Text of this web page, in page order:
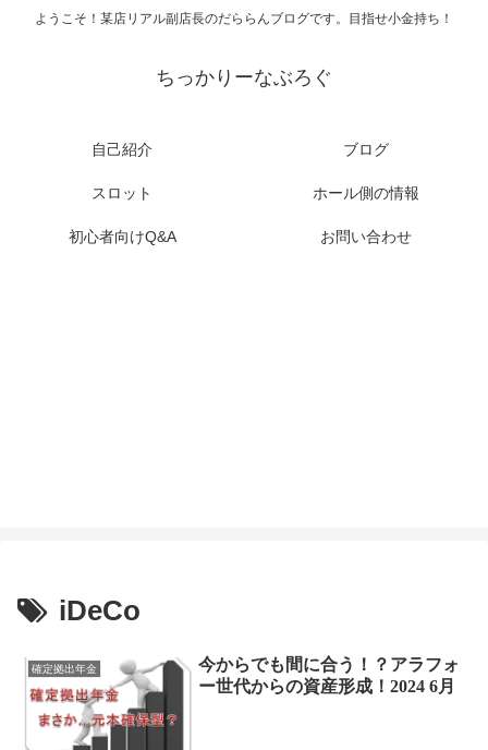
ようこそ！某店リアル副店長のだららんブログです。目指せ小金持ち！
ちっかりーなぶろぐ
自己紹介 ブログ
スロット ホール側の情報
初心者向けQ&A お問い合わせ
iDeCo
確定拠出年金
今からでも間に合う！？アラフォ
ー世代からの資産形成！2024 6月